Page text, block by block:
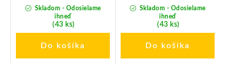
Skladom - Odosielame
ihneď
(43 ks)
Do košíka
Skladom - Odosielame
ihneď
(43 ks)
Do košíka